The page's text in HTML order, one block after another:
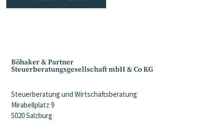
Böhaker & Partner
Steuerberatungsgesellschaft mbH & Co KG
Steuerberatung und Wirtschaftsberatung
Mirabellplatz 9
5020 Salzburg